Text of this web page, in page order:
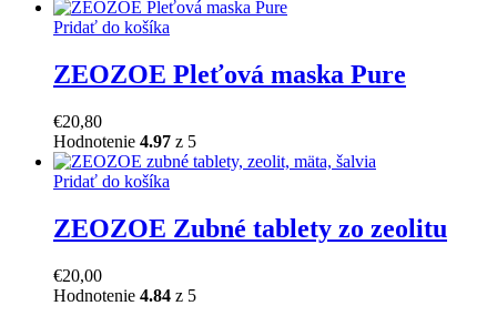
Pridať do košíka
ZEOZOE Pleťová maska Pure
€20,80
Hodnotenie 4.97 z 5
Pridať do košíka
ZEOZOE Zubné tablety zo zeolitu
€20,00
Hodnotenie 4.84 z 5